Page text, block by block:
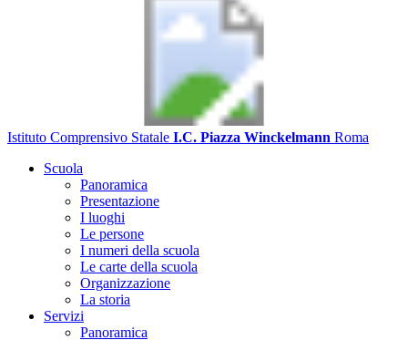
Istituto Comprensivo Statale I.C. Piazza Winckelmann Roma
Scuola
Panoramica
Presentazione
I luoghi
Le persone
I numeri della scuola
Le carte della scuola
Organizzazione
La storia
Servizi
Panoramica